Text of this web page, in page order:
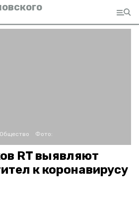
Общество Фото:
RT выявляют
к коронавирусу